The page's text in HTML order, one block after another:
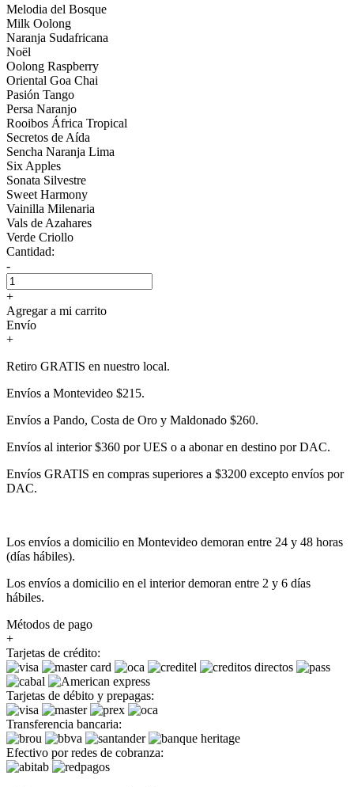
Melodia del Bosque
Milk Oolong
Naranja Sudafricana
Noël
Oolong Raspberry
Oriental Goa Chai
Pasión Tango
Persa Naranjo
Rooibos África Tropical
Secretos de Aída
Sencha Naranja Lima
Six Apples
Sonata Silvestre
Sweet Harmony
Vainilla Milenaria
Vals de Azahares
Verde Criollo
Cantidad:
-
+
Agregar a mi carrito
Envío
+
Retiro GRATIS en nuestro local.
Envíos a Montevideo $215.
Envíos a Pando, Costa de Oro y Maldonado $260.
Envíos al interior $360 por UES o a abonar en destino por DAC.
Envíos GRATIS en compras superiores a $3200 excepto envíos por
DAC.
Los envíos a domicilio en Montevideo demoran entre 24 y 48 horas
(días hábiles).
Los envíos a domicilio en el interior demoran entre 2 y 6 días
hábiles.
Métodos de pago
+
Tarjetas de crédito:
Tarjetas de débito y prepagas:
Transferencia bancaria:
Efectivo por redes de cobranza: